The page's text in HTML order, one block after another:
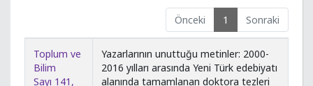
Önceki 1 Sonraki
Toplum ve
Bilim
Sayı 141,
Yazarlarının unuttuğu metinler: 2000-
2016 yılları arasında Yeni Türk edebiyatı
alanında tamamlanan doktora tezleri